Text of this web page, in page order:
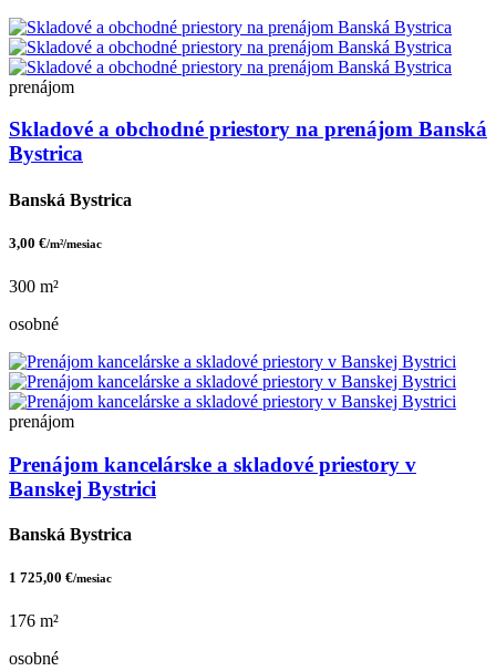
prenájom
Skladové a obchodné priestory na prenájom Banská
Bystrica
Banská Bystrica
3,00 €/m²/mesiac
300 m²
osobné
prenájom
Prenájom kancelárske a skladové priestory v
Banskej Bystrici
Banská Bystrica
1 725,00 €/mesiac
176 m²
osobné